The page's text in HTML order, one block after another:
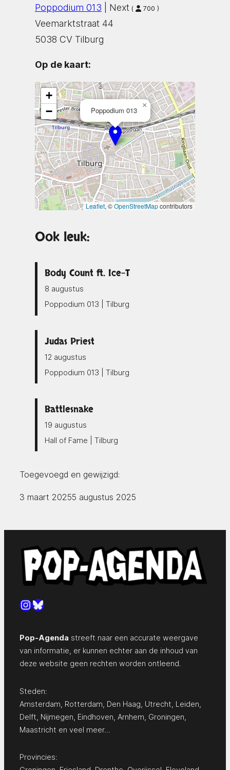
Poppodium 013 | Next ( 700 )
Veemarktstraat 44
5038 CV Tilburg
Op de kaart:
Poppodium 013
×
+
−
Leaflet, ©OpenStreetMapcontributors
Ook leuk:
Body Count ft. Ice-T
8 augustus
Poppodium 013 | Tilburg
Judas Priest
12 augustus
Poppodium 013 | Tilburg
Battlesnake
19 augustus
Hall of Fame | Tilburg
Toegevoegd en gewijzigd:
3 maart 20255 augustus 2025
Instagram
Bluesky
Pop-Agenda streeft naar een accurate weergave
van informatie, er kunnen echter aan de inhoud van
deze website geen rechten worden ontleend.
Steden:
Amsterdam Rotterdam Den Haag Utrecht Leiden
Delft Nijmegen Eindhoven Arnhem Groningen
Maastricht en veel meer…
Provincies: